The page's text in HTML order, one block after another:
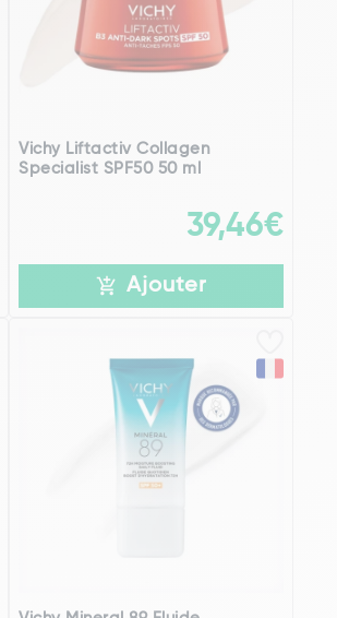
Vichy Liftactiv Collagen
Specialist SPF50 50 ml
39,46€
Ajouter